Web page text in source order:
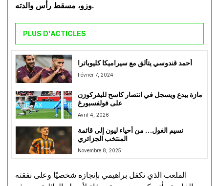
وزو، مسقط رأس والدته.
PLUS D'ACTICLES
أحمد قندوسي يتألق مع سيراميكا كليوباترا
Février 7, 2024
مازة يبدع ويسجل في انتصار كاسح لليفركوزن
على فولفسبورغ
Avril 4, 2026
نسيم الغول… من أحياء ليون إلى قائمة
المنتخب الجزائري
Novembre 8, 2025
الملعب الذي تكفل براهيمي بإنجازه شخصيًا وعلى نفقته